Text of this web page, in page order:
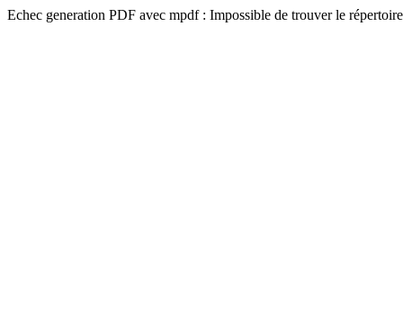
Echec generation PDF avec mpdf : Impossible de trouver le